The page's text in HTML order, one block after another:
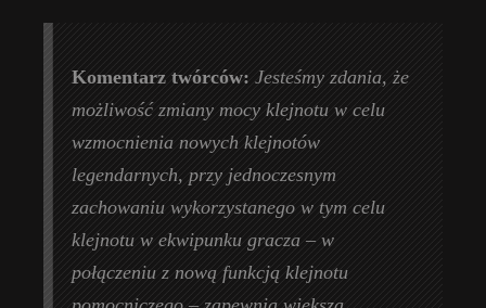
Komentarz twórców:Jesteśmy zdania, że
możliwość zmiany mocy klejnotu w celu
wzmocnienia nowych klejnotów
legendarnych, przy jednoczesnym
zachowaniu wykorzystanego w tym celu
klejnotu w ekwipunku gracza – w
połączeniu z nową funkcją klejnotu